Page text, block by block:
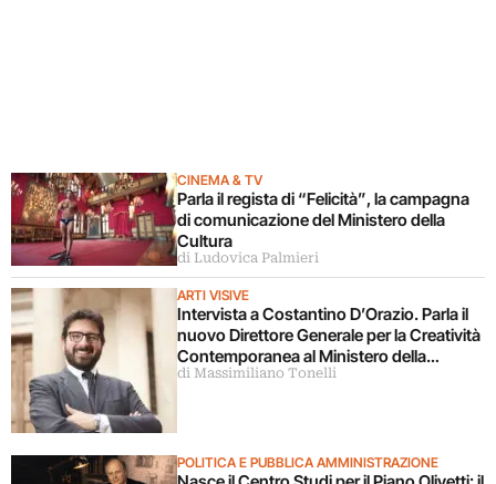
CINEMA & TV
Parla il regista di “Felicità”, la campagna
di comunicazione del Ministero della
Cultura
di Ludovica Palmieri
ARTI VISIVE
Intervista a Costantino D’Orazio. Parla il
nuovo Direttore Generale per la Creatività
Contemporanea al Ministero della
Cultura
di Massimiliano Tonelli
POLITICA E PUBBLICA AMMINISTRAZIONE